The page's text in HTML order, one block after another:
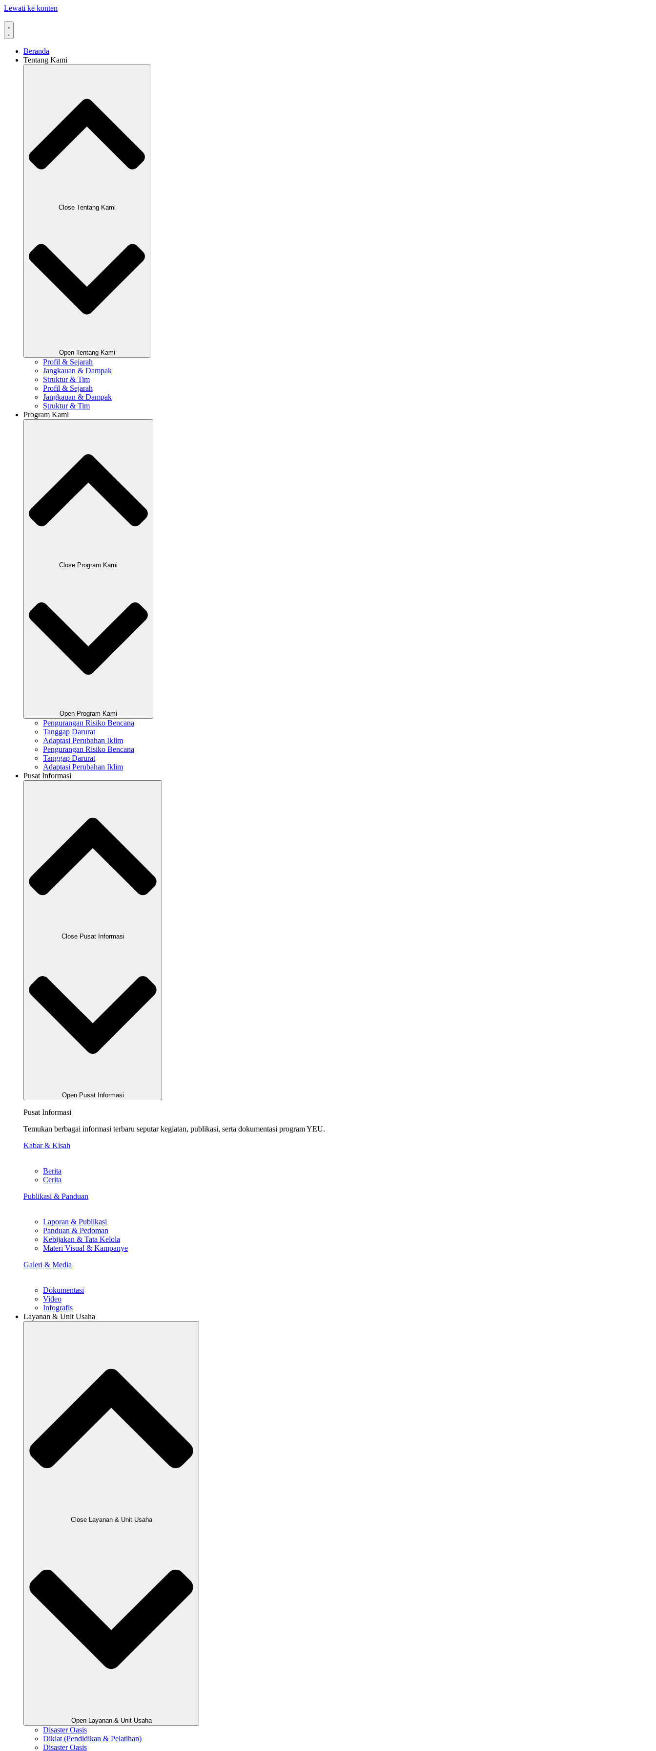
Lewati ke konten
Beranda
Tentang Kami
Close Tentang Kami
Open Tentang Kami
Profil & Sejarah
Jangkauan & Dampak
Struktur & Tim
Profil & Sejarah
Jangkauan & Dampak
Struktur & Tim
Program Kami
Close Program Kami
Open Program Kami
Pengurangan Risiko Bencana
Tanggap Darurat
Adaptasi Perubahan Iklim
Pengurangan Risiko Bencana
Tanggap Darurat
Adaptasi Perubahan Iklim
Pusat Informasi
Close Pusat Informasi
Open Pusat Informasi
Pusat Informasi
Temukan berbagai informasi terbaru seputar kegiatan, publikasi, serta dokumentasi program YEU.
Kabar & Kisah
Berita
Cerita
Publikasi & Panduan
Laporan & Publikasi
Panduan & Pedoman
Kebijakan & Tata Kelola
Materi Visual & Kampanye
Galeri & Media
Dokumentasi
Video
Infografis
Layanan & Unit Usaha
Close Layanan & Unit Usaha
Open Layanan & Unit Usaha
Disaster Oasis
Diklat (Pendidikan & Pelatihan)
Disaster Oasis